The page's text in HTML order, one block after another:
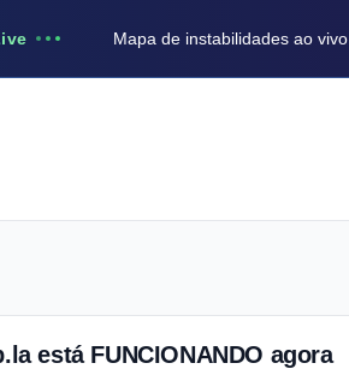
Mapa de instabilidades ao vivo
está FUNCIONANDO agora